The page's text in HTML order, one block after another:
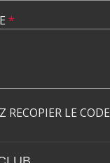
*
RECOPIER LE CODE